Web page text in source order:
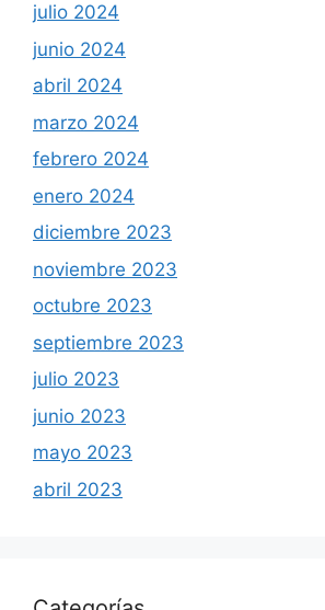
julio 2024
junio 2024
abril 2024
marzo 2024
febrero 2024
enero 2024
diciembre 2023
noviembre 2023
octubre 2023
septiembre 2023
julio 2023
junio 2023
mayo 2023
abril 2023